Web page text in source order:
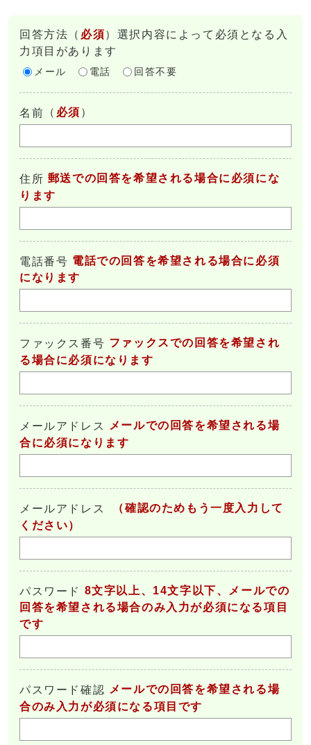
回答方法 （ 必須）選択内容によって必須となる入
力項目があります
メール 電話 回答不要
名前 （ 必須 ）
住所 郵送での回答を希望される場合に必須にな
ります
電話番号 電話での回答を希望される場合に必須
になります
ファックス番号 ファックスでの回答を希望され
る場合に必須になります
メールアドレス
メールでの回答を希望される場
合に必須になります
メールアドレス
（確認のためもう一度入力して
ください）
パスワード 8文字以上、14文字以下、メールでの
回答を希望される場合のみ入力が必須になる項目
です
パスワード確認 メールでの回答を希望される場
合のみ入力が必須になる項目です